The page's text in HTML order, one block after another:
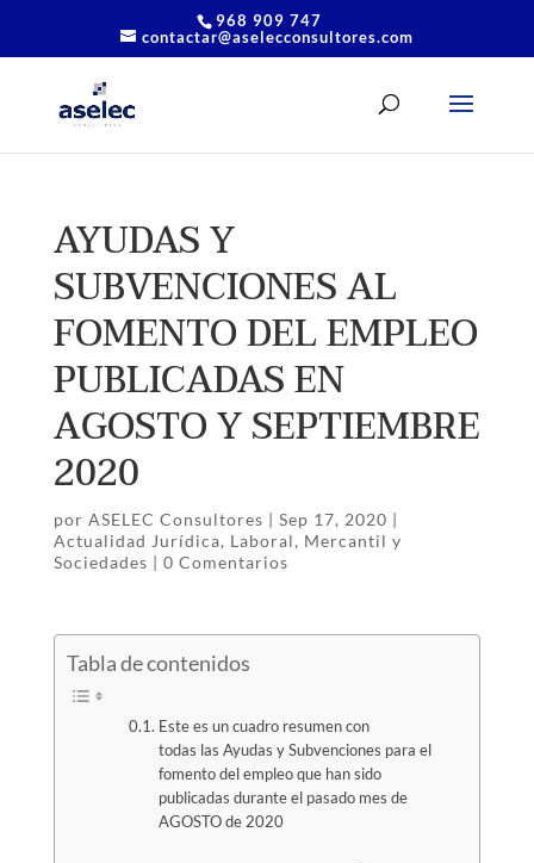
968 909 747
contactar@aselecconsultores.com
AYUDAS Y
SUBVENCIONES AL
FOMENTO DEL EMPLEO
PUBLICADAS EN
AGOSTO Y SEPTIEMBRE
2020
por ASELEC Consultores | Sep 17, 2020 |
Actualidad Jurídica, Laboral, Mercantil y
Sociedades | 0 Comentarios
Tabla de contenidos
Este es un cuadro resumen con
todas las Ayudas y Subvenciones para el
fomento del empleo que han sido
publicadas durante el pasado mes de
AGOSTO de 2020